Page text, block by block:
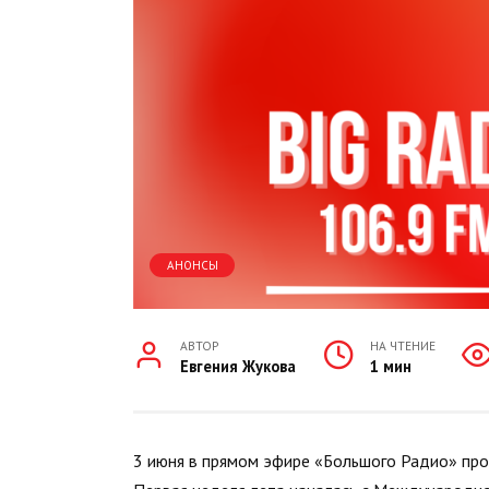
АНОНСЫ
АВТОР
Евгения Жукова
НА ЧТЕНИЕ
1 мин
3 июня в прямом эфире «Большого Радио»